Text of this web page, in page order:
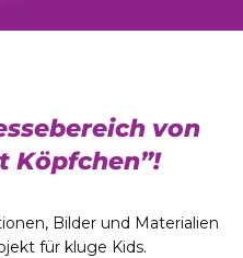
von
Köpfchen”!
Bilder und Materialien
für kluge Kids.